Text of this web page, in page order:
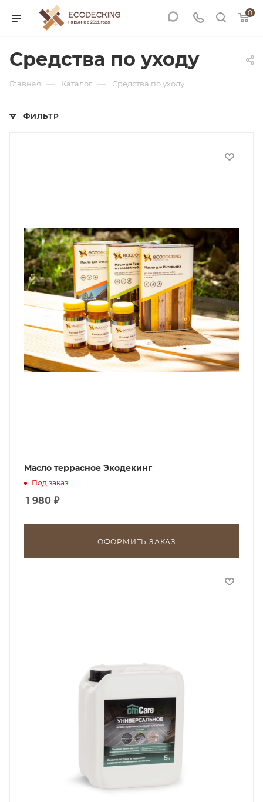
0
Средства по уходу
Главная — Каталог — Средства по уходу
ФИЛЬТР
Масло террасное Экодекинг
Под заказ
1 980 ₽
ОФОРМИТЬ ЗАКАЗ